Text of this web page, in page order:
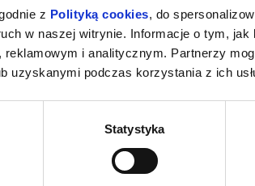
z Polityką cookies, do
w naszej witrynie. Informacje o tym,
i analitycznym. Partnerzy
uzyskanymi podczas korzystania z ich
Statystyka